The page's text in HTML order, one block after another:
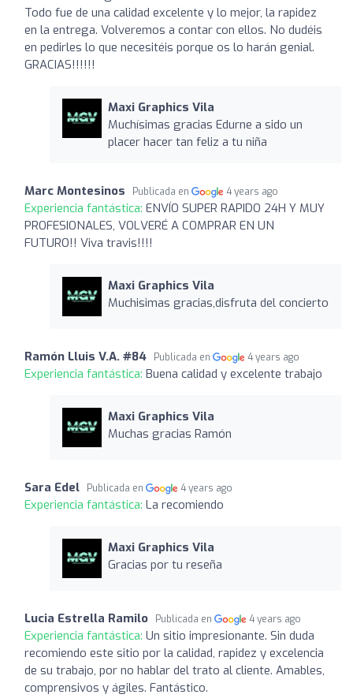
Todo fue de una calidad excelente y lo mejor, la rapidez
en la entrega. Volveremos a contar con ellos. No dudéis
en pedirles lo que necesitéis porque os lo harán genial.
GRACIAS!!!!!!
Maxi Graphics Vila
Muchísimas gracias Edurne a sido un
placer hacer tan feliz a tu niña
Marc Montesinos Publicada en 4 years ago
Experiencia fantástica: ENVÍO SUPER RAPIDO 24H Y MUY
PROFESIONALES, VOLVERÉ A COMPRAR EN UN
FUTURO!! Viva travis!!!!
Maxi Graphics Vila
Muchisimas gracias,disfruta del concierto
Ramón Lluis V.A. #84 Publicada en 4 years ago
Experiencia fantástica: Buena calidad y excelente trabajo
Maxi Graphics Vila
Muchas gracias Ramón
Sara Edel Publicada en 4 years ago
Experiencia fantástica: La recomiendo
Maxi Graphics Vila
Gracias por tu reseña
Lucia Estrella Ramilo Publicada en 4 years ago
Experiencia fantástica: Un sitio impresionante. Sin duda
recomiendo este sitio por la calidad, rapidez y excelencia
de su trabajo, por no hablar del trato al cliente. Amables,
comprensivos y ágiles. Fantástico.